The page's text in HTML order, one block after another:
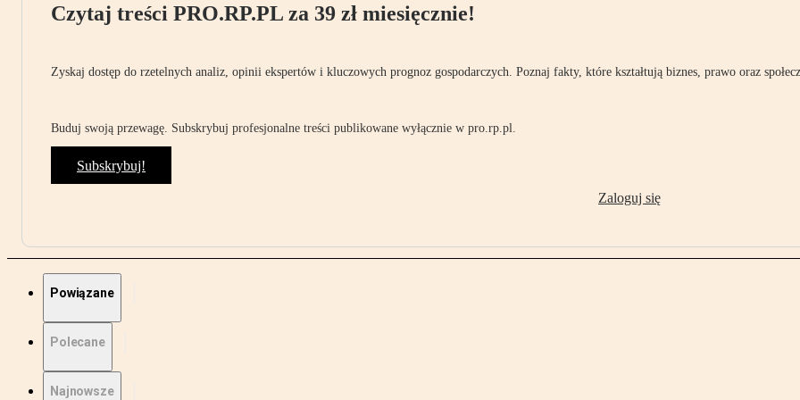
Czytaj treści PRO.RP.PL za 39 zł miesięcznie!
Zyskaj dostęp do rzetelnych analiz, opinii ekspertów i kluczowych prognoz gospodarczych. Poznaj fakty, które kształtują biznes, prawo oraz
Buduj swoją przewagę. Subskrybuj profesjonalne treści publikowane wyłącznie w pro.rp.pl.
Subskrybuj!
Zaloguj się
Powiązane
Polecane
Najnowsze